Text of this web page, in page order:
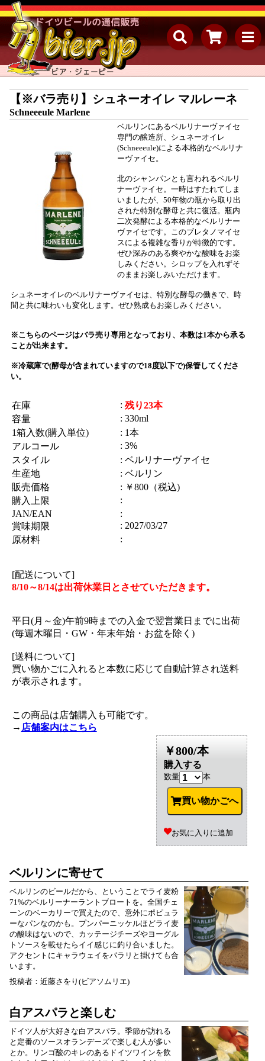
【※バラ売り】シュネーオイレ マルレーネ
Schneeeule Marlene
ベルリンにあるベルリナーヴァイセ
専門の醸造所、シュネーオイレ
(Schneeeule)による本格的なベルリナ
ーヴァイセ。
北のシャンパンとも言われるベルリ
ナーヴァイセ。一時はすたれてしま
いましたが、50年物の瓶から取り出
された特別な酵母と共に復活。瓶内
二次発酵による本格的なベルリナー
ヴァイセです。このブレタノマイセ
スによる複雑な香りが特徴的です。
ぜひ深みのある爽やかな酸味をお楽
しみください。シロップを入れずそ
のままお楽しみいただけます。
シュネーオイレのベルリナーヴァイセは、特別な酵母の働きで、時
間と共に味わいも変化します。ぜひ熟成もお楽しみください。
※こちらのページはバラ売り専用となっており、本数は1本から承る
ことが出来ます。
※冷蔵庫で(酵母が含まれていますので18度以下で)保管してくださ
い。
在庫 : 残り23本
容量
: 330ml
1箱入数(購入単位)
: 1本
アルコール
: 3%
スタイル
: ベルリナーヴァイセ
生産地
: ベルリン
販売価格
: ￥800（税込)
購入上限
:
JAN/EAN
:
賞味期限
: 2027/03/27
原材料
:
[配送について]
8/10～8/14は出荷休業日とさせていただきます。
平日(月～金)午前9時までの入金で翌営業日までに出荷
(毎週木曜日・GW・年末年始・お盆を除く)
[送料について]
買い物かごに入れると本数に応じて自動計算され送料
が表示されます。
この商品は店舗購入も可能です。
→ 店舗案内はこちら
￥800/本
購入する
数量 本
買い物かごへ
お気に入りに追加
ベルリンに寄せて
ベルリンのビールだから、ということでライ麦粉
71%のベルリーナーラントブロートを。全国チェ
ーンのベーカリーで買えたので、意外にポピュラ
ーなパンなのかも。プンパーニッケルほどライ麦
の酸味はないので、カッテージチーズやヨーグル
トソースを載せたらイイ感じに釣り合いました。
アクセントにキャラウェイをパラリと掛けても合
います。
投稿者：近藤さをり(ビアソムリエ)
白アスパラと楽しむ
ドイツ人が大好きな白アスパラ。季節が訪れる
と定番のソースオランデーズで楽しむ人が多い
とか。リンゴ酸のキレのあるドイツワインを飲